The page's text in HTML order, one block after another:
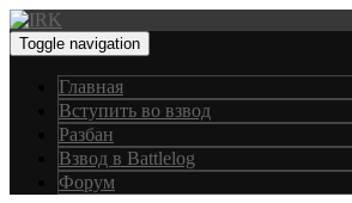
Toggle navigation
Главная
Вступить во взвод
Разбан
Взвод в Battlelog
Форум